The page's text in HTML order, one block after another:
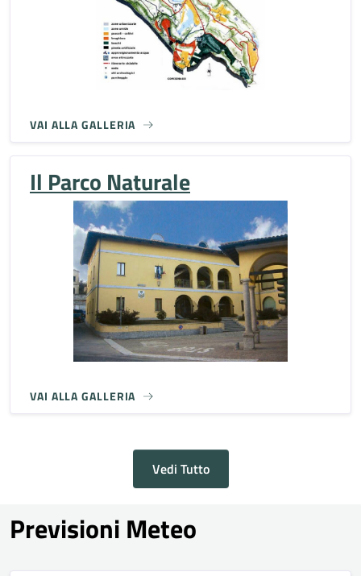
VAI ALLA GALLERIA
Il Parco Naturale
VAI ALLA GALLERIA
Vedi Tutto
Previsioni Meteo